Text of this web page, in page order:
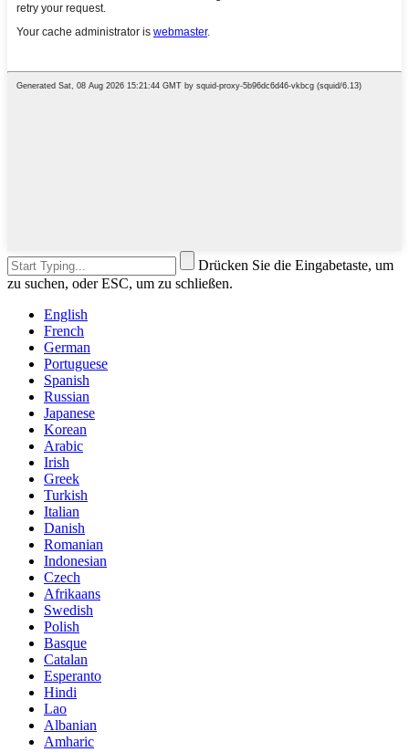
Drücken Sie die Eingabetaste, um
zu suchen, oder ESC, um zu schließen.
English
French
German
Portuguese
Spanish
Russian
Japanese
Korean
Arabic
Irish
Greek
Turkish
Italian
Danish
Romanian
Indonesian
Czech
Afrikaans
Swedish
Polish
Basque
Catalan
Esperanto
Hindi
Lao
Albanian
Amharic